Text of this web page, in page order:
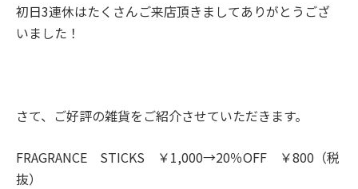
初日3連休はたくさんご来店頂きましてありがとうござ
いました！
さて、ご好評の雑貨をご紹介させていただきます。
FRAGRANCE STICKS ￥1,000→20％OFF ￥800（税
抜）